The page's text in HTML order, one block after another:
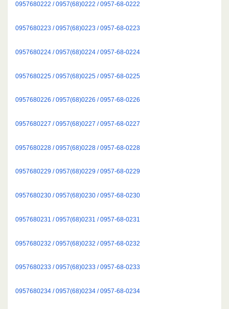
0957680222 / 0957(68)0222 / 0957-68-0222
0957680223 / 0957(68)0223 / 0957-68-0223
0957680224 / 0957(68)0224 / 0957-68-0224
0957680225 / 0957(68)0225 / 0957-68-0225
0957680226 / 0957(68)0226 / 0957-68-0226
0957680227 / 0957(68)0227 / 0957-68-0227
0957680228 / 0957(68)0228 / 0957-68-0228
0957680229 / 0957(68)0229 / 0957-68-0229
0957680230 / 0957(68)0230 / 0957-68-0230
0957680231 / 0957(68)0231 / 0957-68-0231
0957680232 / 0957(68)0232 / 0957-68-0232
0957680233 / 0957(68)0233 / 0957-68-0233
0957680234 / 0957(68)0234 / 0957-68-0234